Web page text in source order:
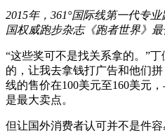
2015年，361°国际线第一代专
国权威跑步杂志《跑者世界》最
“这些奖可不是找关系拿的。”
的，让我去拿钱打广告和他们
线的售价在100美元至160美元
是最大卖点。
但让国外消费者认可并不是件